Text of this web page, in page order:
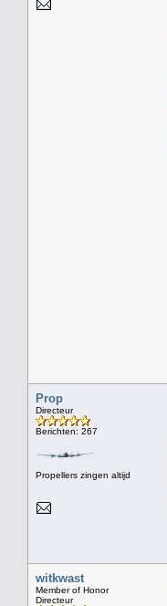
Prop
Directeur
Berichten: 267
Propellers zingen altijd
witkwast
Member of Honor
Directeur